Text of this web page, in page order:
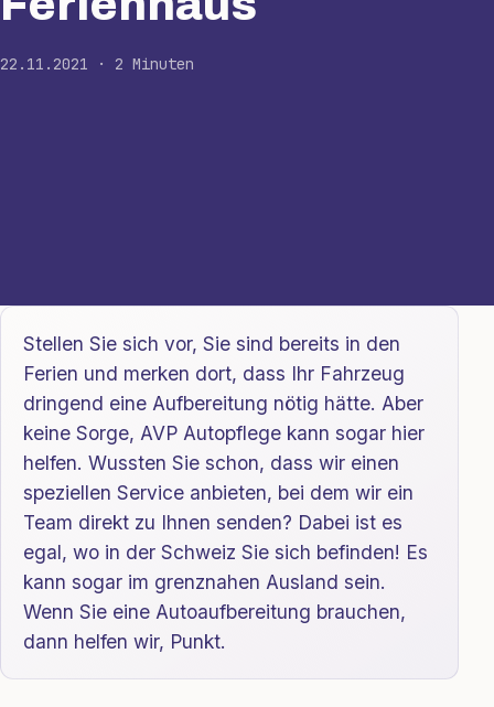
22.11.2021 · 2 Minuten
Stellen Sie sich vor, Sie sind bereits in den
Ferien und merken dort, dass Ihr Fahrzeug
dringend eine Aufbereitung nötig hätte. Aber
keine Sorge, AVP Autopflege kann sogar hier
helfen. Wussten Sie schon, dass wir einen
speziellen Service anbieten, bei dem wir ein
Team direkt zu Ihnen senden? Dabei ist es
egal, wo in der Schweiz Sie sich befinden! Es
kann sogar im grenznahen Ausland sein.
Wenn Sie eine Autoaufbereitung brauchen,
dann helfen wir, Punkt.